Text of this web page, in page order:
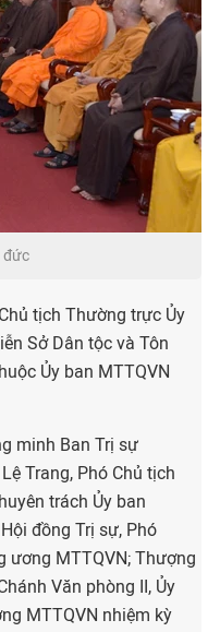
đức
tịch Thường trực Ủy
Sở Dân tộc và Tôn
Ủy ban MTTQVN
minh Ban Trị sự
Trang, Phó Chủ tịch
trách Ủy ban
đồng Trị sự, Phó
ương MTTQVN; Thượng
Văn phòng II, Ủy
MTTQVN nhiệm kỳ